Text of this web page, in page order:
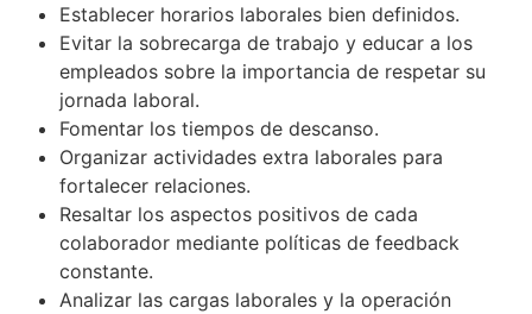
Establecer horarios laborales bien definidos.
Evitar la sobrecarga de trabajo y educar a los
empleados sobre la importancia de respetar su
jornada laboral.
Fomentar los tiempos de descanso.
Organizar actividades extra laborales para
fortalecer relaciones.
Resaltar los aspectos positivos de cada
colaborador mediante políticas de feedback
constante.
Analizar las cargas laborales y la operación